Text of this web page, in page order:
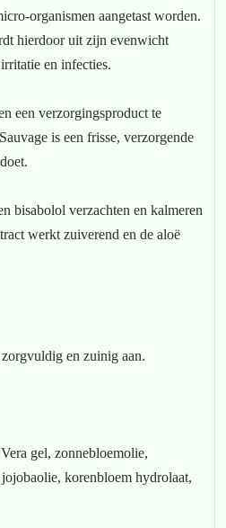
organismen aangetast worden.
hierdoor uit zijn evenwicht
en infecties.
een verzorgingsproduct te
is een frisse, verzorgende
bisabolol verzachten en kalmeren
werkt zuiverend en de aloë
en zuinig aan.
gel, zonnebloemolie,
korenbloem hydrolaat,